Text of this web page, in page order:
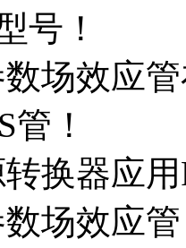
号！
数场效应
！
换器应
数场效应